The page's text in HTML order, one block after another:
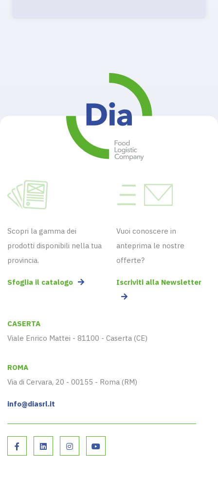
Scopri la gamma dei
prodotti disponibili nella tua
provincia.
Sfoglia il catalogo
Vuoi conoscere in
anteprima le nostre
offerte?
Iscriviti alla Newsletter
CASERTA
Viale Enrico Mattei - 81100 - Caserta (CE)
ROMA
Via di Cervara, 20 - 00155 - Roma (RM)
info@diasrl.it